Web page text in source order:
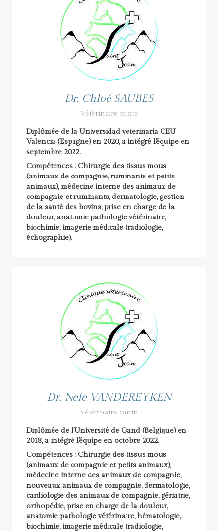
Dr. Chloé SAUBES
Vétérinaire mixte
Diplômée de la Universidad veterinaria CEU
Valencia (Espagne) en 2020, a intégré l’équipe en
septembre 2022.
Compétences : Chirurgie des tissus mous
(animaux de compagnie, ruminants et petits
animaux), médecine interne des animaux de
compagnie et ruminants, dermatologie, gestion
de la santé des bovins, prise en charge de la
douleur, anatomie pathologie vétérinaire,
biochimie, imagerie médicale (radiologie,
échographie).
Dr. Nele VANDEREYKEN
Vétérinaire canin
Diplômée de l’Université de Gand (Belgique) en
2018, a intégré l’équipe en octobre 2022.
Compétences : Chirurgie des tissus mous
(animaux de compagnie et petits animaux),
médecine interne des animaux de compagnie,
nouveaux animaux de compagnie, dermatologie,
cardiologie des animaux de compagnie, gériatrie,
orthopédie, prise en charge de la douleur,
anatomie pathologie vétérinaire, hématologie,
biochimie, imagerie médicale (radiologie,